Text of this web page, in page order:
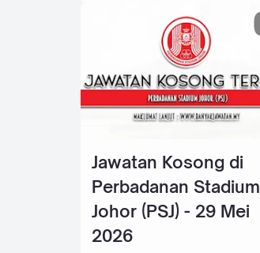
Jawatan Kosong di
Perbadanan Stadium
Johor (PSJ) - 29 Mei
2026